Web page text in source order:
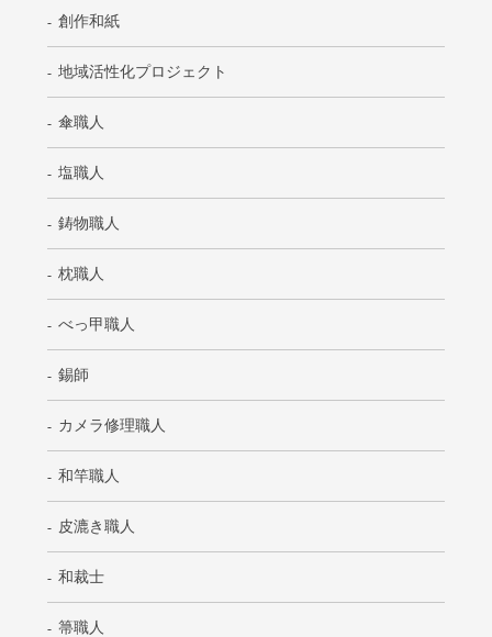
創作和紙
地域活性化プロジェクト
傘職人
塩職人
鋳物職人
枕職人
べっ甲職人
錫師
カメラ修理職人
和竿職人
皮漉き職人
和裁士
箒職人